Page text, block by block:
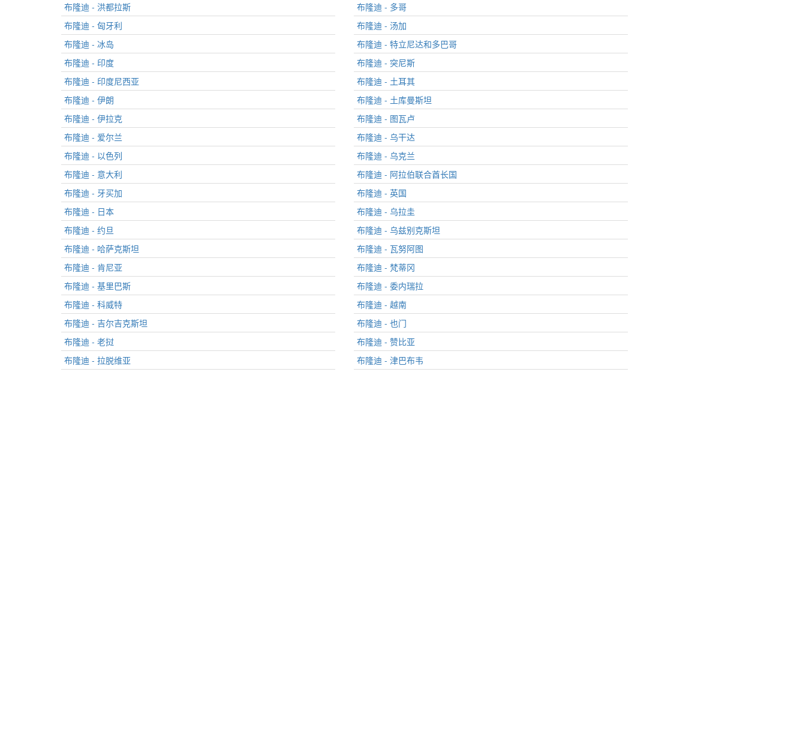
布隆迪 - 洪都拉斯
布隆迪 - 匈牙利
布隆迪 - 冰岛
布隆迪 - 印度
布隆迪 - 印度尼西亚
布隆迪 - 伊朗
布隆迪 - 伊拉克
布隆迪 - 爱尔兰
布隆迪 - 以色列
布隆迪 - 意大利
布隆迪 - 牙买加
布隆迪 - 日本
布隆迪 - 约旦
布隆迪 - 哈萨克斯坦
布隆迪 - 肯尼亚
布隆迪 - 基里巴斯
布隆迪 - 科威特
布隆迪 - 吉尔吉克斯坦
布隆迪 - 老挝
布隆迪 - 拉脱维亚
布隆迪 - 多哥
布隆迪 - 汤加
布隆迪 - 特立尼达和多巴哥
布隆迪 - 突尼斯
布隆迪 - 土耳其
布隆迪 - 土库曼斯坦
布隆迪 - 图瓦卢
布隆迪 - 乌干达
布隆迪 - 乌克兰
布隆迪 - 阿拉伯联合酋长国
布隆迪 - 英国
布隆迪 - 乌拉圭
布隆迪 - 乌兹别克斯坦
布隆迪 - 瓦努阿图
布隆迪 - 梵蒂冈
布隆迪 - 委内瑞拉
布隆迪 - 越南
布隆迪 - 也门
布隆迪 - 赞比亚
布隆迪 - 津巴布韦